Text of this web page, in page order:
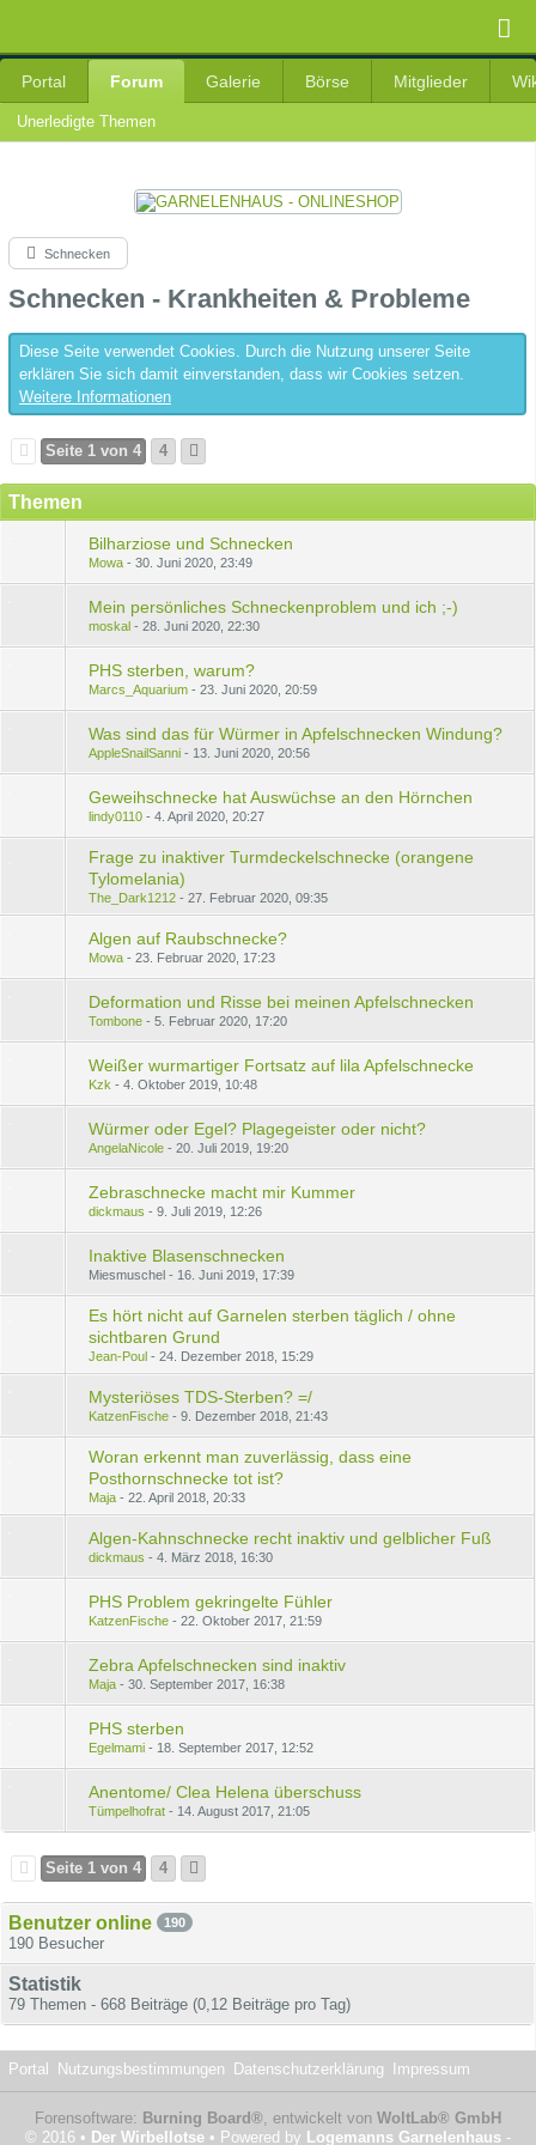
Portal Forum Galerie Börse Mitglieder
Unerledigte Themen
Schnecken
Schnecken - Krankheiten & Probleme
Diese Seite verwendet Cookies. Durch die Nutzung unserer Seite
erklären Sie sich damit einverstanden, dass wir Cookies setzen.
Weitere Informationen
Seite 1 von 4 4
Themen
Bilharziose und Schnecken
Mowa 30. Juni 2020, 23:49
Mein persönliches Schneckenproblem und ich ;-)
moskal 28. Juni 2020, 22:30
PHS sterben, warum?
Marcs_Aquarium 23. Juni 2020, 20:59
Was sind das für Würmer in Apfelschnecken Windung?
AppleSnailSanni 13. Juni 2020, 20:56
Geweihschnecke hat Auswüchse an den Hörnchen
lindy0110 4. April 2020, 20:27
Frage zu inaktiver Turmdeckelschnecke (orangene
Tylomelania)
The_Dark1212 27. Februar 2020, 09:35
Algen auf Raubschnecke?
Mowa 23. Februar 2020, 17:23
Deformation und Risse bei meinen Apfelschnecken
Tombone 5. Februar 2020, 17:20
Weißer wurmartiger Fortsatz auf lila Apfelschnecke
Kzk 4. Oktober 2019, 10:48
Würmer oder Egel? Plagegeister oder nicht?
AngelaNicole 20. Juli 2019, 19:20
Zebraschnecke macht mir Kummer
dickmaus 9. Juli 2019, 12:26
Inaktive Blasenschnecken
Miesmuschel 16. Juni 2019, 17:39
Es hört nicht auf Garnelen sterben täglich / ohne
sichtbaren Grund
Jean-Poul 24. Dezember 2018, 15:29
Mysteriöses TDS-Sterben? =/
KatzenFische 9. Dezember 2018, 21:43
Woran erkennt man zuverlässig, dass eine
Posthornschnecke tot ist?
Maja 22. April 2018, 20:33
Algen-Kahnschnecke recht inaktiv und gelblicher Fuß
dickmaus 4. März 2018, 16:30
PHS Problem gekringelte Fühler
KatzenFische 22. Oktober 2017, 21:59
Zebra Apfelschnecken sind inaktiv
Maja 30. September 2017, 16:38
PHS sterben
Egelmami 18. September 2017, 12:52
Anentome/ Clea Helena überschuss
Tümpelhofrat 14. August 2017, 21:05
Seite 1 von 4 4
Benutzer online 190
190 Besucher
Statistik
79 Themen - 668 Beiträge (0,12 Beiträge pro Tag)
Portal Nutzungsbestimmungen Datenschutzerklärung Impressum
Forensoftware: Burning Board®, entwickelt von WoltLab® GmbH
© 2016 • Der Wirbellotse • Powered by Logemanns Garnelenhaus -